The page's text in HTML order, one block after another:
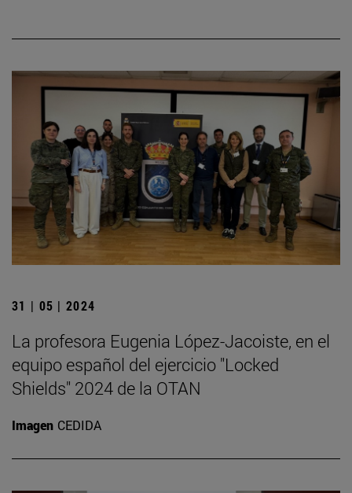
31 | 05 | 2024
La profesora Eugenia López-Jacoiste, en el
equipo español del ejercicio "Locked
Shields" 2024 de la OTAN
Imagen CEDIDA